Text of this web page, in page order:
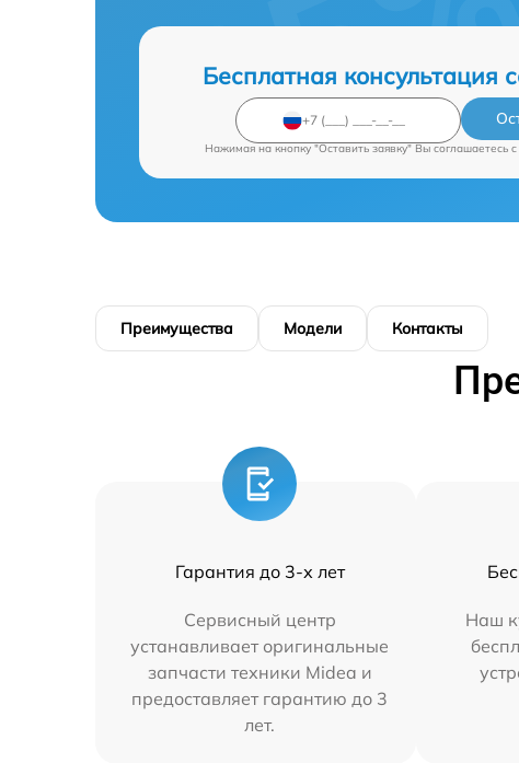
Бесплатная консультация
Нажимая на кнопку "Оставить заявку" Вы соглашаетесь c
Преимущества Модели Контакты
Гарантия до 3-х лет
Сервисный центр
устанавливает оригинальные
запчасти техники Midea и
предоставляет гарантию до 3
лет.
Наш